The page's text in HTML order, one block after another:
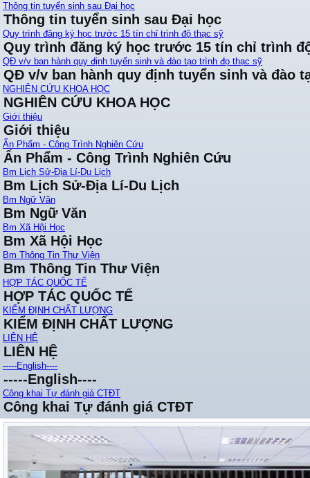
Thông tin tuyển sinh sau Đại học
Thông tin tuyển sinh sau Đại học
Quy trình đăng ký học trước 15 tín chỉ trình độ thạc sỹ
Quy trình đăng ký học trước 15 tín chỉ trình
QĐ v/v ban hành quy định tuyển sinh và đào tạo trình đọ thạc sỹ
QĐ v/v ban hành quy định tuyển sinh và đào
NGHIÊN CỨU KHOA HỌC
NGHIÊN CỨU KHOA HỌC
Giới thiệu
Giới thiệu
Ấn Phẩm - Công Trình Nghiên Cứu
Ấn Phẩm - Công Trình Nghiên Cứu
Bm Lịch Sử-Địa Lí-Du Lịch
Bm Lịch Sử-Địa Lí-Du Lịch
Bm Ngữ Văn
Bm Ngữ Văn
Bm Xã Hội Học
Bm Xã Hội Học
Bm Thông Tin Thư Viện
Bm Thông Tin Thư Viện
HỢP TÁC QUỐC TẾ
HỢP TÁC QUỐC TẾ
KIỂM ĐỊNH CHẤT LƯỢNG
KIỂM ĐỊNH CHẤT LƯỢNG
LIÊN HỆ
LIÊN HỆ
-----English----
-----English----
Công khai Tự đánh giá CTĐT
Công khai Tự đánh giá CTĐT